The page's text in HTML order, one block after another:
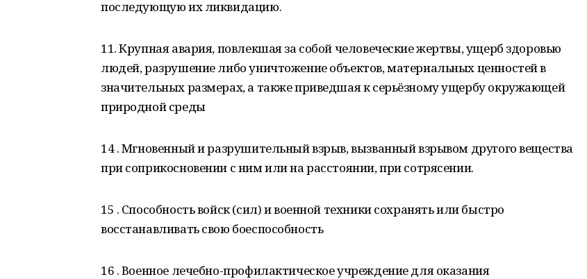
последующую их ликвидацию.
11. Крупная авария, повлекшая за собой человеческие жертвы, ущерб здоровью
людей, разрушение либо уничтожение объектов, материальных ценностей в
значительных размерах, а также приведшая к серьёзному ущербу окружающей
природной среды
14 . Мгновенный и разрушительный взрыв, вызванный взрывом другого вещества
при соприкосновении с ним или на расстоянии, при сотрясении.
15 . Способность войск (сил) и военной техники сохранять или быстро
восстанавливать свою боеспособность
16 . Военное лечебно-профилактическое учреждение для оказания